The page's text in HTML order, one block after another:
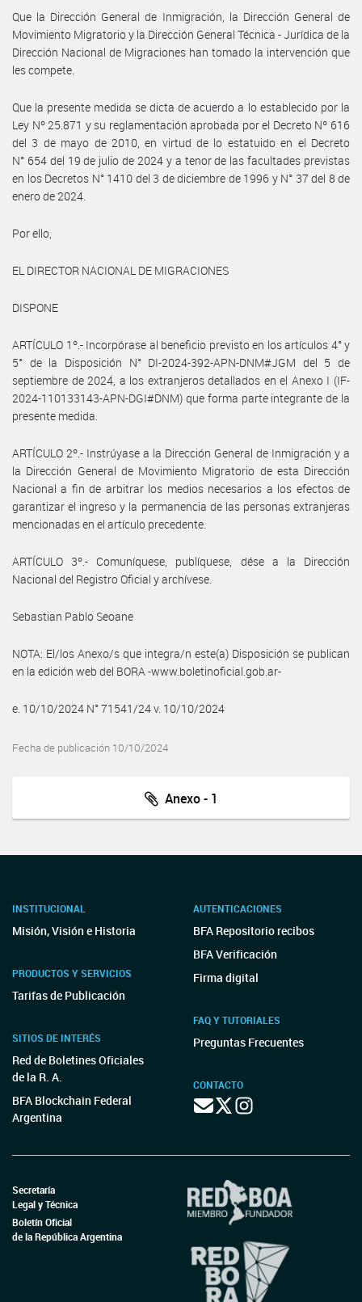
Que la Dirección General de Inmigración, la Dirección General de
Movimiento Migratorio y la Dirección General Técnica - Jurídica de la
Dirección Nacional de Migraciones han tomado la intervención que
les compete.
Que la presente medida se dicta de acuerdo a lo establecido por la
Ley Nº 25.871 y su reglamentación aprobada por el Decreto Nº 616
del 3 de mayo de 2010, en virtud de lo estatuido en el Decreto
N° 654 del 19 de julio de 2024 y a tenor de las facultades previstas
en los Decretos N° 1410 del 3 de diciembre de 1996 y N° 37 del 8 de
enero de 2024.
Por ello,
EL DIRECTOR NACIONAL DE MIGRACIONES
DISPONE
ARTÍCULO 1º.- Incorpórase al beneficio previsto en los artículos 4° y
5° de la Disposición N° DI-2024-392-APN-DNM#JGM del 5 de
septiembre de 2024, a los extranjeros detallados en el Anexo I (IF-
2024-110133143-APN-DGI#DNM) que forma parte integrante de la
presente medida.
ARTÍCULO 2º.- Instrúyase a la Dirección General de Inmigración y a
la Dirección General de Movimiento Migratorio de esta Dirección
Nacional a fin de arbitrar los medios necesarios a los efectos de
garantizar el ingreso y la permanencia de las personas extranjeras
mencionadas en el artículo precedente.
ARTÍCULO 3º.- Comuníquese, publíquese, dése a la Dirección
Nacional del Registro Oficial y archívese.
Sebastian Pablo Seoane
NOTA: El/los Anexo/s que integra/n este(a) Disposición se publican
en la edición web del BORA -www.boletinoficial.gob.ar-
e. 10/10/2024 N° 71541/24 v. 10/10/2024
Fecha de publicación 10/10/2024
Anexo - 1
INSTITUCIONAL
Misión, Visión e Historia
PRODUCTOS Y SERVICIOS
Tarifas de Publicación
SITIOS DE INTERÉS
Red de Boletines Oficiales
de la R. A.
BFA Blockchain Federal
Argentina
AUTENTICACIONES
BFA Repositorio recibos
BFA Verificación
Firma digital
FAQ Y TUTORIALES
Preguntas Frecuentes
CONTACTO
Secretaría
Legal y Técnica
Boletín Oficial
de la República Argentina